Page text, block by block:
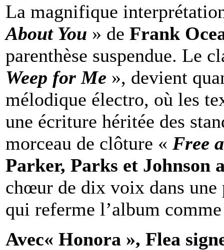
La magnifique
About You » de Frank
parenthèse suspendue. Le
Weep for Me », devient
mélodique électro, où les
une écriture héritée des
morceau de clôture « Free
Parker, Parks et Johnson
chœur de dix voix dans
qui referme l’album
Avec« Honora », Flea